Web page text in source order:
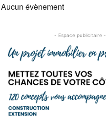
Aucun évènement
- Espace publicitaire -